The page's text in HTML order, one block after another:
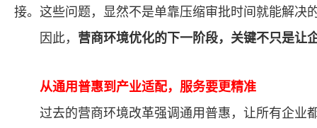
接。这些问题，显然不是单靠压缩审批时间就能解决
因此， 营商环境优化的下一阶段，关键不只是让
从通用普惠到产业适配，服务要更精准
过去的营商环境改革强调通用普惠，让所有企业